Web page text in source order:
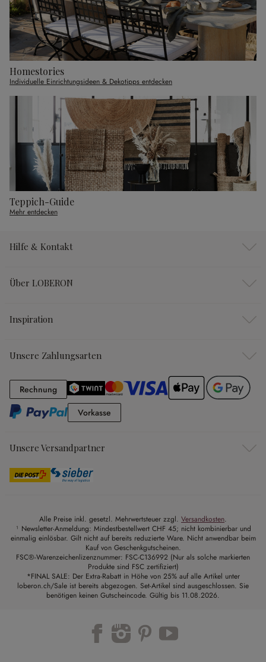
Homestories
Individuelle Einrichtungsideen & Dekotipps entdecken
Teppich-Guide
Mehr entdecken
Hilfe & Kontakt
Über LOBERON
Inspiration
Unsere Zahlungsarten
RechnungRechnung
Vorkasse
Unsere Versandpartner
Alle Preise inkl. gesetzl. Mehrwertsteuer zzgl. Versandkosten.
¹ Newsletter-Anmeldung: Mindestbestellwert CHF 45; nicht kombinierbar und
einmalig einlösbar. Gilt nicht auf bereits reduzierte Ware. Nicht anwendbar beim
Kauf von Geschenkgutscheinen.
FSC®-Warenzeichenlizenznummer: FSC-C136992 (Nur als solche markierten
Produkte sind FSC zertifiziert)
*FINAL SALE: Der Extra-Rabatt in Höhe von 25% auf alle Artikel unter
loberon.ch/Sale ist bereits abgezogen. Set-Artikel sind ausgeschlossen. Sie
benötigen keinen Gutscheincode. Gültig bis 11.08.2026.